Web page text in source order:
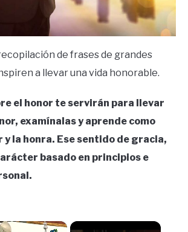
de frases de grandes
a llevar una vida honorable.
el honor te servirán para llevar
examínalas y aprende como
y la honra. Ese sentido de gracia,
basado en principios e
×